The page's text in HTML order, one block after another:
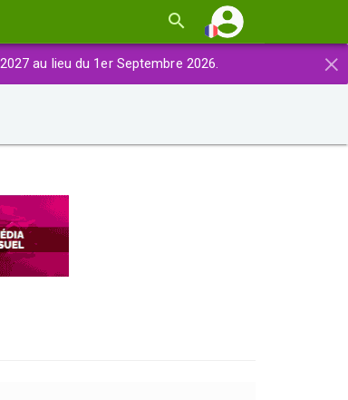
×
au lieu du 1er Septembre 2026.